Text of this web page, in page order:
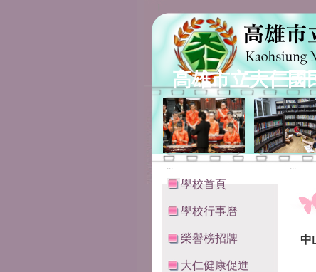
高雄市立大仁國
:::
學校首頁
學校行事曆
榮譽榜招牌
大仁健康促進
:::
中